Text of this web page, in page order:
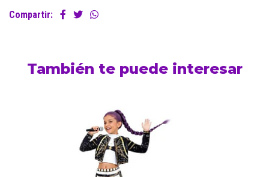
Compartir:
También te puede interesar